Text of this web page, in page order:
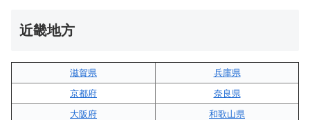
近畿地方
滋賀県
兵庫県
京都府
奈良県
大阪府
和歌山県